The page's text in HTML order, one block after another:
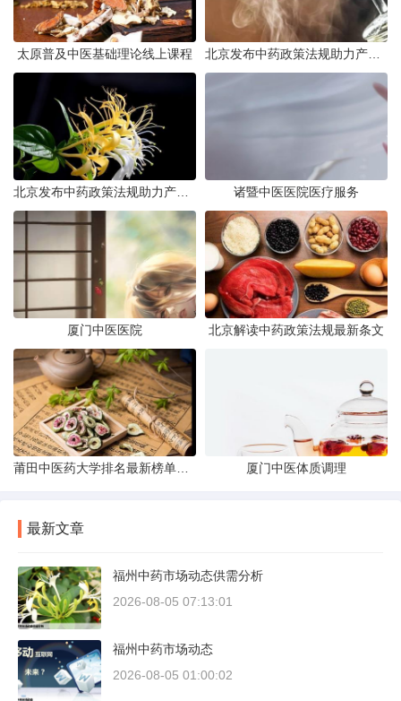
太原普及中医基础理论线上课程
诸暨中医医院医疗服务
厦门中医医院 北京解读中药政策法规最新条文
厦门中医体质调理
最新文章
福州中药市场动态供需分析
2026-08-05 07:13:01
福州中药市场动态
2026-08-05 01:00:02